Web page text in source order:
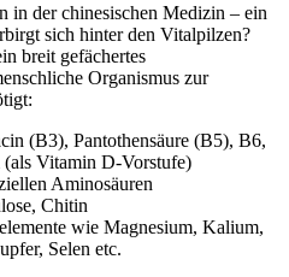
in der chinesischen Medizin – ein
sich hinter den Vitalpilzen?
breit gefächertes
Organismus zur
(B3), Pantothensäure (B5), B6,
Vitamin D-Vorstufe)
Aminosäuren
Chitin
wie Magnesium, Kalium,
Selen etc.